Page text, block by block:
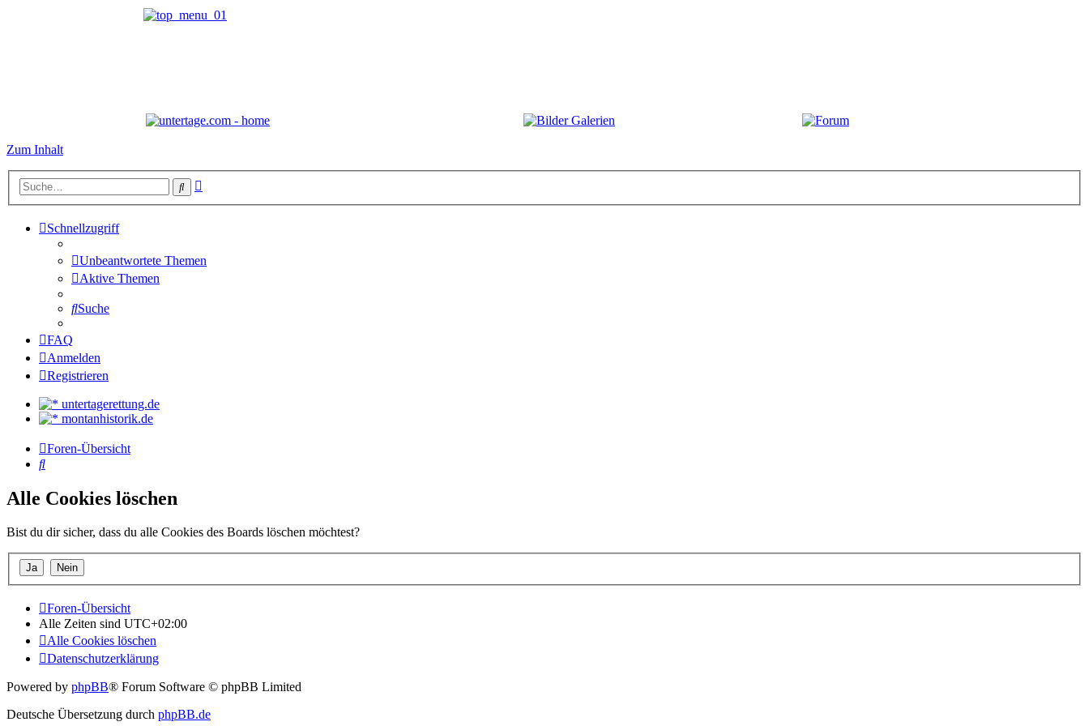
Zum Inhalt
Suche
Schnellzugriff
Unbeantwortete Themen
Aktive Themen
Suche
FAQ
Anmelden
Registrieren
untertagerettung.de
montanhistorik.de
Foren-Übersicht
Suche
Alle Cookies löschen
Bist du dir sicher, dass du alle Cookies des Boards löschen möchtest?
Foren-Übersicht
Alle Zeiten sind UTC+02:00
Alle Cookies löschen
Datenschutzerklärung
Powered by phpBB® Forum Software © phpBB Limited
Deutsche Übersetzung durch phpBB.de